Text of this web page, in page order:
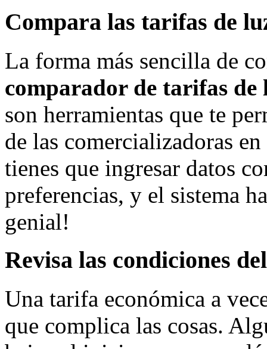
Compara las tarifas de
La forma más sencilla de
comparador de tarifas de
son herramientas que te
de las comercializadoras
tienes que ingresar datos
preferencias, y el sistema
genial!
Revisa las condiciones
Una tarifa económica a
que complica las cosas.